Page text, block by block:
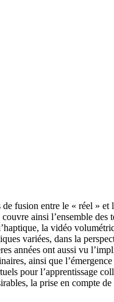
fusion entre le « réel » et
ainsi l’ensemble des
la vidéo
variées, dans la
années ont aussi vu
ainsi que
pour l’apprentissage
la prise en compte